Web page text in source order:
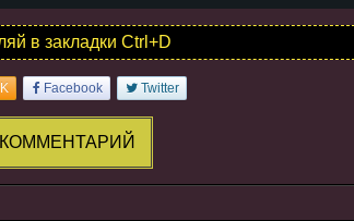
в закладки Ctrl+D
Facebook Twitter